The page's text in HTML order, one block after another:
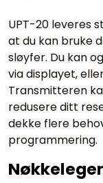
UPT-20 leveres
at du kan bruke
sløyfer. Du kan
via displayet,
Transmitteren
redusere ditt
dekke flere
programmering.